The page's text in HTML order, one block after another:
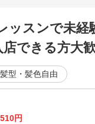
ッスンで未経
できる方大
髪型・髪色自由
円